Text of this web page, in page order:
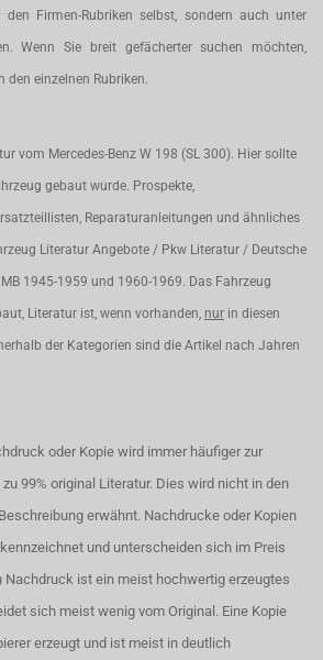
Firmen-Rubriken selbst, sondern auch unter
Wenn Sie breit gefächerter suchen möchten,
den einzelnen Rubriken.
vom Mercedes-Benz W 198 (SL 300). Hier sollte
gebaut wurde. Prospekte,
Reparaturanleitungen und ähnliches
Literatur Angebote / Pkw Literatur / Deutsche
1945-1959 und 1960-1969. Das Fahrzeug
Literatur ist, wenn vorhanden, nur in diesen
der Kategorien sind die Artikel nach Jahren
oder Kopie wird immer häufiger zur
99% original Literatur. Dies wird nicht in den
erwähnt. Nachdrucke oder Kopien
und unterscheiden sich im Preis
Nachdruck ist ein meist hochwertig erzeugtes
sich meist wenig vom Original. Eine Kopie
erzeugt und ist meist in deutlich